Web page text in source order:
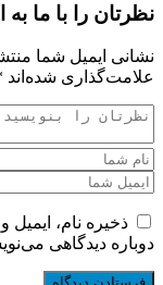
نظرتان را با ما
نشانی ایمیل شما
علامت‌گذاری شده‌اند
ذخیره نام،
دوباره دیدگاهی